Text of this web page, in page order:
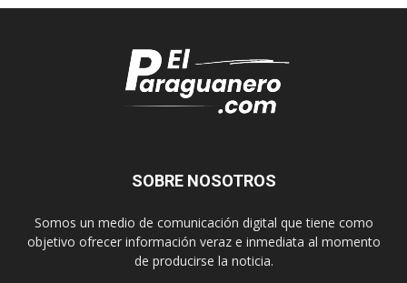
SOBRE NOSOTROS
Somos un medio de comunicación digital que tiene como
objetivo ofrecer información veraz e inmediata al momento
de producirse la noticia.